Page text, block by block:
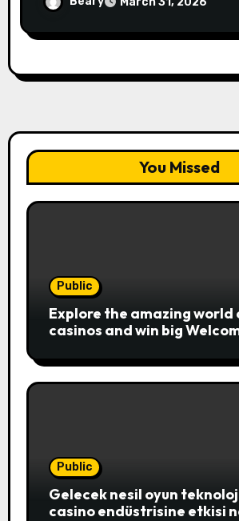
You Missed
Public
Explore the amazing world
casinos and win big
where players c
Public
Gelecek nesil oyun
casino endüstrisine etkisi